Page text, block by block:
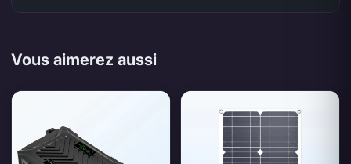
Vous aimerez aussi